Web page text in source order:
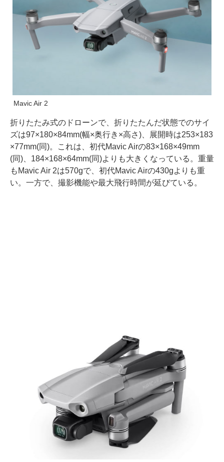
Mavic Air 2
折りたたみ式のドローンで、折りたたんだ状態でのサイ
ズは97×180×84mm(幅×奥行き×高さ)、展開時は253×183
×77mm(同)。これは、初代Mavic Airの83×168×49mm
(同)、184×168×64mm(同)よりも大きくなっている。重量
もMavic Air 2は570gで、初代Mavic Airの430gよりも重
い。一方で、撮影機能や最大飛行時間が延びている。